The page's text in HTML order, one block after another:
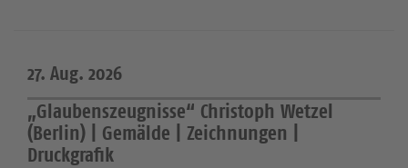
27. Aug. 2026
„Glaubenszeugnisse“ Christoph Wetzel
(Berlin) | Gemälde | Zeichnungen |
Druckgrafik